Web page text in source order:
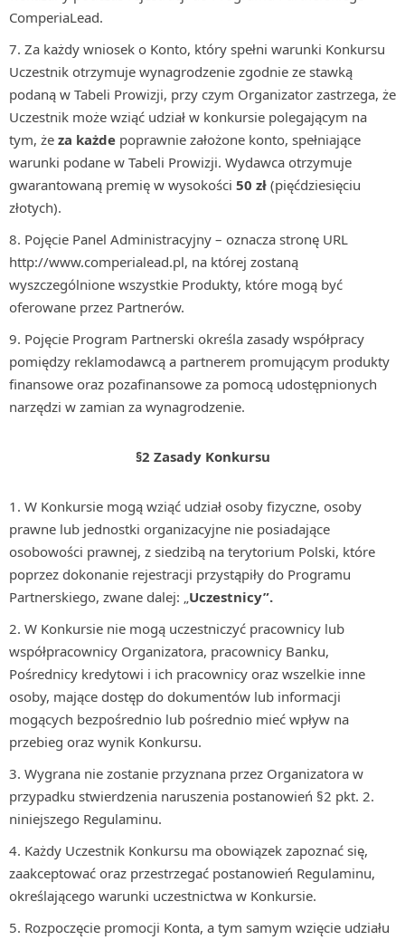
ComperiaLead.
Za każdy wniosek o Konto, który spełni warunki Konkursu
Uczestnik otrzymuje wynagrodzenie zgodnie ze stawką
podaną w Tabeli Prowizji, przy czym Organizator zastrzega, że
Uczestnik może wziąć udział w konkursie polegającym na
tym, że za każde poprawnie założone konto, spełniające
warunki podane w Tabeli Prowizji. Wydawca otrzymuje
gwarantowaną premię w wysokości 50 zł (pięćdziesięciu
złotych).
Pojęcie Panel Administracyjny – oznacza stronę URL
http://www.comperialead.pl, na której zostaną
wyszczególnione wszystkie Produkty, które mogą być
oferowane przez Partnerów.
Pojęcie Program Partnerski określa zasady współpracy
pomiędzy reklamodawcą a partnerem promującym produkty
finansowe oraz pozafinansowe za pomocą udostępnionych
narzędzi w zamian za wynagrodzenie.
§2 Zasady Konkursu
W Konkursie mogą wziąć udział osoby fizyczne, osoby
prawne lub jednostki organizacyjne nie posiadające
osobowości prawnej, z siedzibą na terytorium Polski, które
poprzez dokonanie rejestracji przystąpiły do Programu
Partnerskiego, zwane dalej: „Uczestnicy”.
W Konkursie nie mogą uczestniczyć pracownicy lub
współpracownicy Organizatora, pracownicy Banku,
Pośrednicy kredytowi i ich pracownicy oraz wszelkie inne
osoby, mające dostęp do dokumentów lub informacji
mogących bezpośrednio lub pośrednio mieć wpływ na
przebieg oraz wynik Konkursu.
Wygrana nie zostanie przyznana przez Organizatora w
przypadku stwierdzenia naruszenia postanowień §2 pkt. 2.
niniejszego Regulaminu.
Każdy Uczestnik Konkursu ma obowiązek zapoznać się,
zaakceptować oraz przestrzegać postanowień Regulaminu,
określającego warunki uczestnictwa w Konkursie.
Rozpoczęcie promocji Konta, a tym samym wzięcie udziału